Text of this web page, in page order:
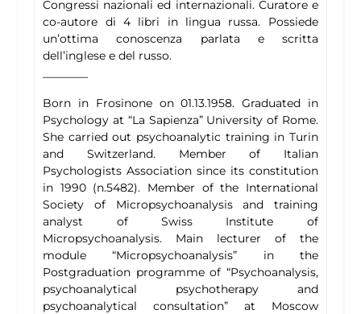
Congressi nazionali ed internazionali. Curatore e
co-autore di 4 libri in lingua russa. Possiede
un’ottima conoscenza parlata e scritta
dell’inglese e del russo.
————
Born in Frosinone on 01.13.1958. Graduated in
Psychology at “La Sapienza” University of Rome.
She carried out psychoanalytic training in Turin
and Switzerland. Member of Italian
Psychologists Association since its constitution
in 1990 (n.5482). Member of the International
Society of Micropsychoanalysis and training
analyst of Swiss Institute of
Micropsychoanalysis. Main lecturer of the
module “Micropsychoanalysis” in the
Postgraduation programme of “Psychoanalysis,
psychoanalytical psychotherapy and
psychoanalytical consultation” at Moscow